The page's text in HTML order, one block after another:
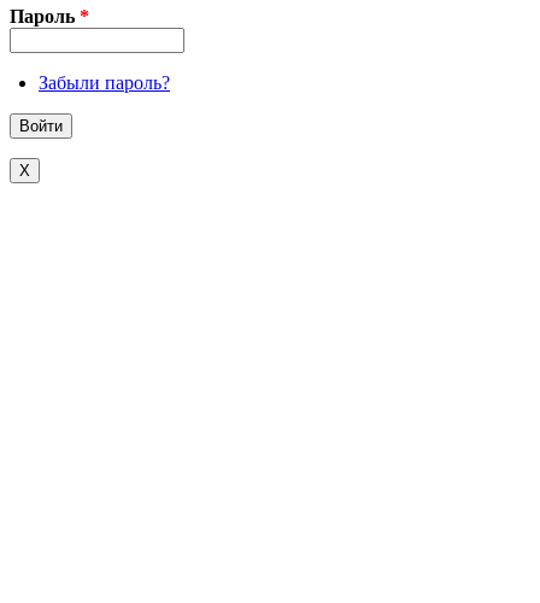
X
Пароль *
Забыли пароль?
X